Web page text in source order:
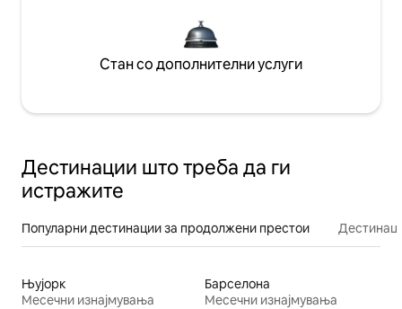
Стан со дополнителни услуги
Дестинации што треба да ги
истражите
Популарни дестинации за продолжени престои
Њујорк
Месечни изнајмувања
Барселона
Месечни изнајмувања